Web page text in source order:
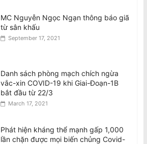
MC Nguyễn Ngọc Ngạn thông báo giã
từ sân khấu
September 17, 2021
Danh sách phòng mạch chích ngừa
vắc-xin COVID-19 khi Giai-Đoạn-1B
bắt đầu từ 22/3
March 17, 2021
Phát hiện kháng thể mạnh gấp 1,000
lần chặn được mọi biến chủng Covid-